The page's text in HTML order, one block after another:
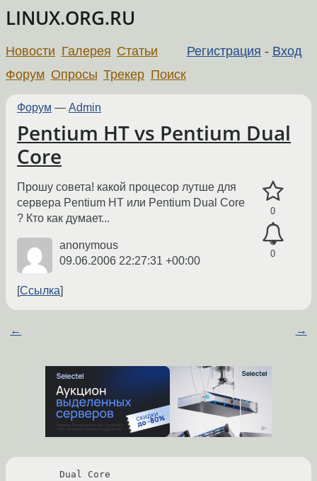
LINUX.ORG.RU
Регистрация - Вход
Новости Галерея Статьи
Форум Опросы Трекер Поиск
Форум — Admin
Pentium HT vs Pentium Dual
Core
0
0
Прошу совета! какой процесор лутше для
сервера Pentium HT или Pentium Dual Core
? Кто как думает...
anonymous
09.06.2006 22:27:31 +00:00
Ссылка
← →
Dual Core